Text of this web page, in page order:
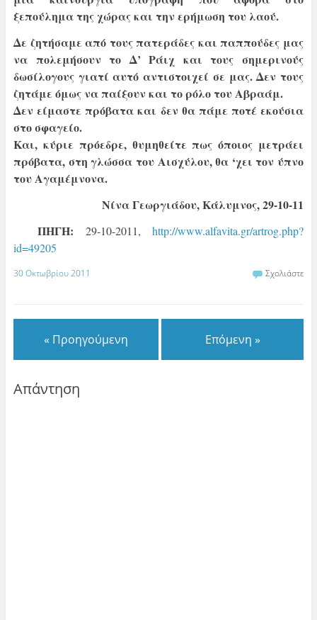
ξεπούλημα της χώρας και την ερήμωση του λαού.
Δε ζητήσαμε από τους πατεράδες και παππούδες μας
να πολεμήσουν το Δ’ Ράιχ και τους σημερινούς
δωσίλογους γιατί αυτό αντιστοιχεί σε μας. Δεν τους
ζητάμε όμως να παίξουν και το ρόλο του Αβραάμ.
Δεν είμαστε πρόβατα και δεν θα πάμε ποτέ εκούσια
στο σφαγείο.
Και, κύριε πρόεδρε, θυμηθείτε πως όποιος μετράει
πρόβατα, στη γλώσσα του Αισχύλου, θα ‘χει τον ύπνο
του Αγαμέμνονα.
Νίνα Γεωργιάδου, Κάλυμνος, 29-10-11
ΠΗΓΗ: 29-10-2011,http://www.alfavita.gr/artrog.php?
id=49205
30 Οκτωβρίου 2011 Σχολιάστε
« Προηγούμενη Επόμενη »
Απάντηση